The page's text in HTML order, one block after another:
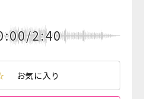
2:40
お気に入り